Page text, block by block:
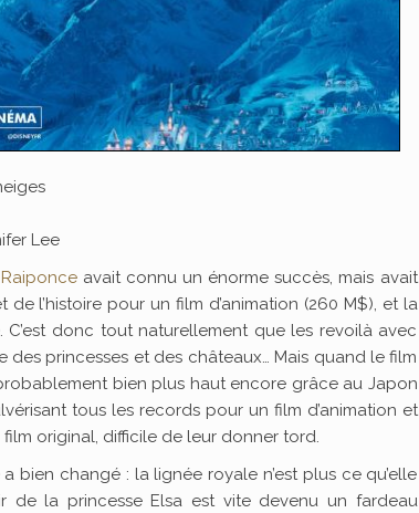
Lee
Raiponce avait connu un énorme succès, mais avait
l’histoire pour un film d’animation (260 M$), et la
donc tout naturellement que les revoilà avec
princesses et des châteaux… Mais quand le film
bien plus haut encore grâce au Japon
tous les records pour un film d’animation et
original, difficile de leur donner tord.
bien changé : la lignée royale n’est plus ce qu’elle
de la princesse Elsa est vite devenu un fardeau